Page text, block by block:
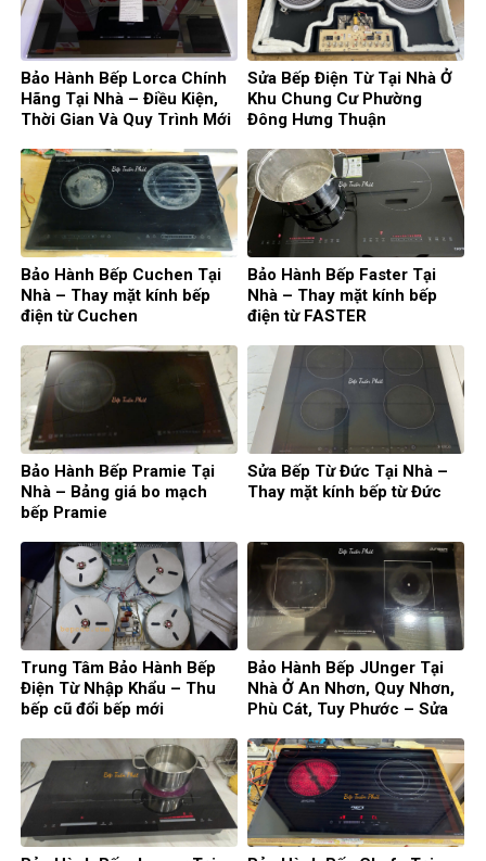
Bảo Hành Bếp Lorca Chính
Hãng Tại Nhà – Điều Kiện,
Thời Gian Và Quy Trình Mới
Sửa Bếp Điện Từ Tại Nhà Ở
Khu Chung Cư Phường
Đông Hưng Thuận
Bảo Hành Bếp Cuchen Tại
Nhà – Thay mặt kính bếp
điện từ Cuchen
Bảo Hành Bếp Faster Tại
Nhà – Thay mặt kính bếp
điện từ FASTER
Bảo Hành Bếp Pramie Tại
Nhà – Bảng giá bo mạch
bếp Pramie
Sửa Bếp Từ Đức Tại Nhà –
Thay mặt kính bếp từ Đức
Trung Tâm Bảo Hành Bếp
Điện Từ Nhập Khẩu – Thu
bếp cũ đổi bếp mới
Bảo Hành Bếp JUnger Tại
Nhà Ở An Nhơn, Quy Nhơn,
Phù Cát, Tuy Phước – Sửa